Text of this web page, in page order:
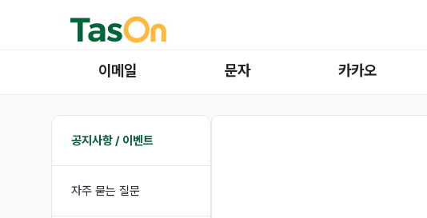
이메일 문자 카카오
공지사항 / 이벤트
자주 묻는 질문